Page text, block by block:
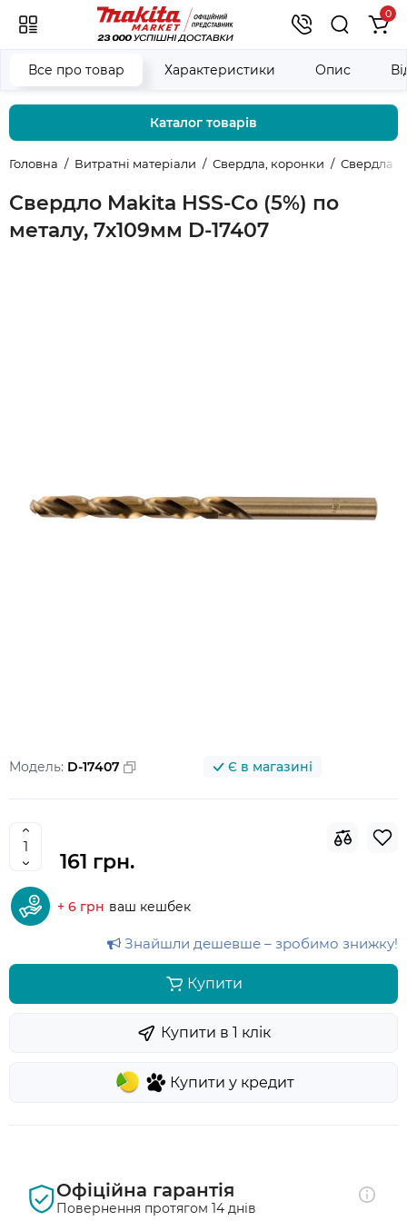
0
Каталог товарів
Головна Витратні матеріали Свердла, коронки Свердла
Свердло Makita HSS-Co (5%) по
металу, 7х109мм D-17407
Все про товар Характеристики Опис
Модель: D-17407 Є в магазині
161 грн.
+ 6 грн ваш кешбек
Знайшли дешевше – зробимо знижку!
Купити
Купити у кредит
Купити в 1 клiк
Офіційна гарантія
Повернення протягом 14 днів